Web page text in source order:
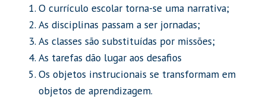
O currículo escolar torna-se uma narrativa;
As disciplinas passam a ser jornadas;
As classes são substituídas por missões;
As tarefas dão lugar aos desafios
Os objetos instrucionais se transformam em
objetos de aprendizagem.